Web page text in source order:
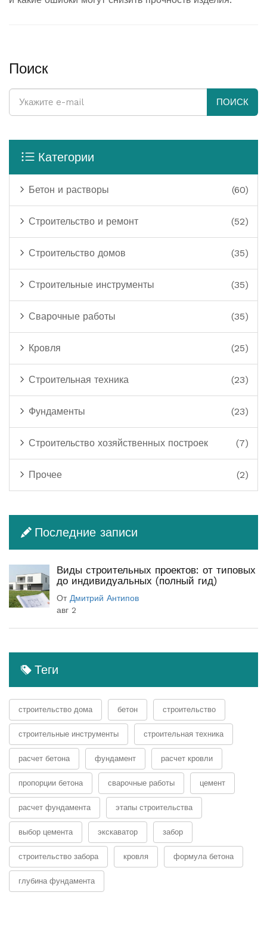
Поиск
ПОИСК
Категории
Бетон и растворы (60)
Строительство и ремонт (52)
Строительство домов (35)
Строительные инструменты (35)
Сварочные работы (35)
Кровля (25)
Строительная техника (23)
Фундаменты (23)
Строительство хозяйственных построек (7)
Прочее (2)
Последние записи
Виды строительных проектов: от типовых
до индивидуальных (полный гид)
От Дмитрий Антипов
авг 2
Теги
строительство дома бетон строительство
строительные инструменты строительная техника
расчет бетона фундамент расчет кровли
пропорции бетона сварочные работы цемент
расчет фундамента этапы строительства
выбор цемента экскаватор забор
строительство забора кровля формула бетона
глубина фундамента